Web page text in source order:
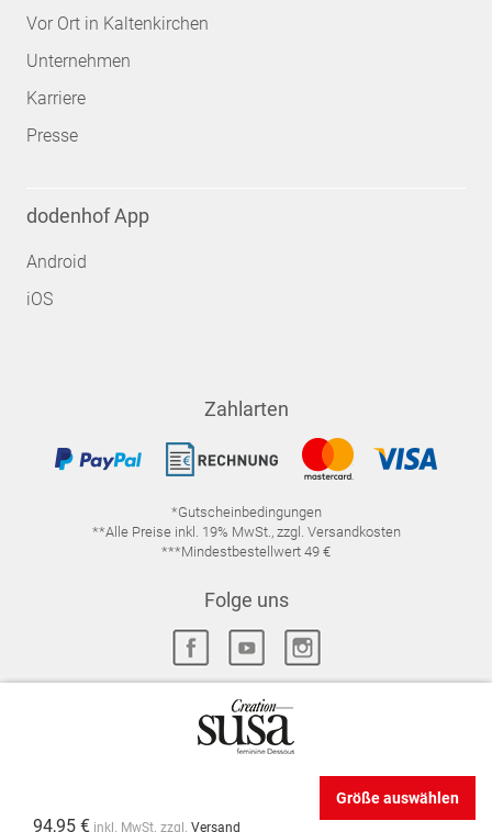
94,95 € inkl. MwSt. zzgl. Versand
Größe auswählen
Vor Ort in Kaltenkirchen
Unternehmen
Karriere
Presse
dodenhof App
Android
iOS
Zahlarten
*Gutscheinbedingungen
**Alle Preise inkl. 19% MwSt., zzgl. Versandkosten
***Mindestbestellwert 49 €
Folge uns
DATENSCHUTZ
WIDERRUFSRECHT
VERTRAG WIDERRUFEN